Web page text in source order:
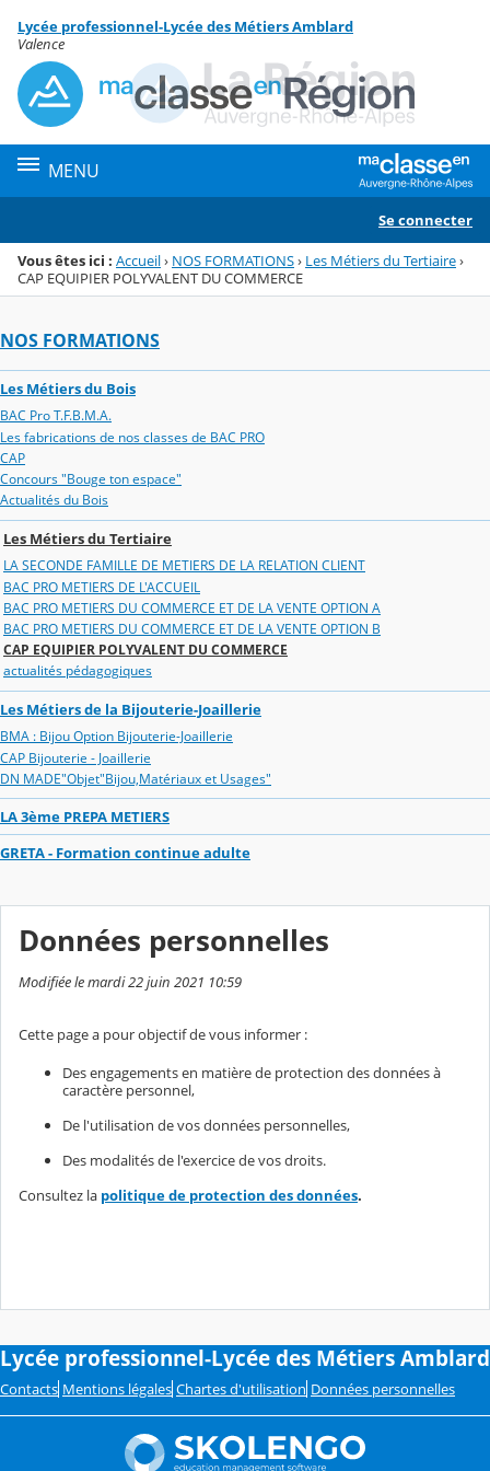
Menu de la rubrique
Contenu
Lycée professionnel-Lycée des Métiers Amblard
Valence
MENU
Se connecter
Vous êtes ici : Accueil› NOS FORMATIONS› Les Métiers du Tertiaire›
CAP EQUIPIER POLYVALENT DU COMMERCE
NOS FORMATIONS
Les Métiers du Bois
BAC Pro T.F.B.M.A.
Les fabrications de nos classes de BAC PRO
CAP
Concours "Bouge ton espace"
Actualités du Bois
Les Métiers du Tertiaire
LA SECONDE FAMILLE DE METIERS DE LA RELATION CLIENT
BAC PRO METIERS DE L'ACCUEIL
BAC PRO METIERS DU COMMERCE ET DE LA VENTE OPTION A
BAC PRO METIERS DU COMMERCE ET DE LA VENTE OPTION B
CAP EQUIPIER POLYVALENT DU COMMERCE
actualités pédagogiques
Les Métiers de la Bijouterie-Joaillerie
BMA : Bijou Option Bijouterie-Joaillerie
CAP Bijouterie - Joaillerie
DN MADE"Objet"Bijou,Matériaux et Usages"
LA 3ème PREPA METIERS
GRETA - Formation continue adulte
Données personnelles
Modifiée le mardi 22 juin 2021 10:59
Cette page a pour objectif de vous informer :
Des engagements en matière de protection des données à
caractère personnel,
De l'utilisation de vos données personnelles,
Des modalités de l'exercice de vos droits.
Consultez la politique de protection des données.
Lycée professionnel-Lycée des Métiers Amblard
Contacts Mentions légales Chartes d'utilisation Données personnelles